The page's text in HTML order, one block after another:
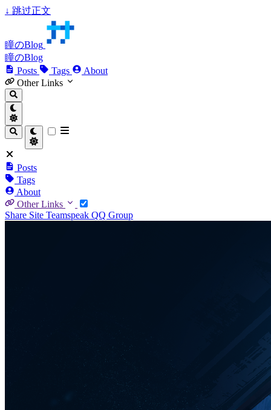
↓ 跳过正文
瞳のBlog
瞳のBlog
Posts
Tags
About
Other Links
Posts
Tags
About
Other Links
Share Site Teamspeak QQ Group